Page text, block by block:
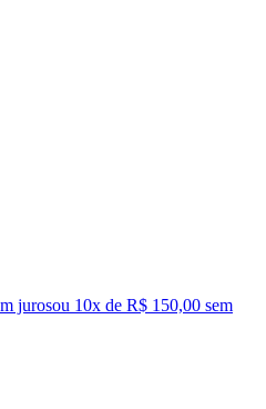
jurosou 10x de R$ 150,00 sem